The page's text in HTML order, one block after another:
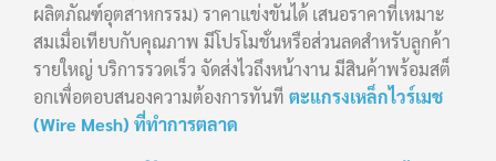
ผลิตภัณฑ์อุตสาหกรรม) ราคาแข่งขันได้ เสนอราคาที่เหมาะ
สมเมื่อเทียบกับคุณภาพ มีโปรโมชั่นหรือส่วนลดสำหรับลูกค้า
รายใหญ่ บริการรวดเร็ว จัดส่งไวถึงหน้างาน มีสินค้าพร้อมสต็
อกเพื่อตอบสนองความต้องการทันที ตะแกรงเหล็กไวร์เมช
(Wire Mesh) ที่ทำการตลาด